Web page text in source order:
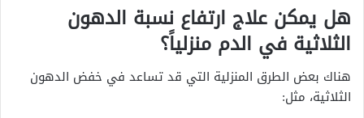
هل يمكن علاج ارتفاع نسبة الدهون
الثلاثية في الدم منزلياً؟
هناك بعض الطرق المنزلية التي قد تساعد في خفض الدهون
الثلاثية، مثل: